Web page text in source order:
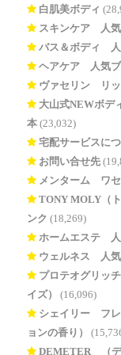
白肌美ボディ
スキンケア 人気
バス＆ボディ 人
ヘアケア 人気ブ
ヴァセリン リ
大山式NEWボデ
本 (23,032)
宅配サービスに
お問い合せ先
メンターム ワ
TONY MOLY（
ンク (18,269)
ホームエステ 人
ウェルネス 人気
プロテオグリッ
イズ）
(16,096)
シェイリー フ
ョンの香り）
DEMETER®（